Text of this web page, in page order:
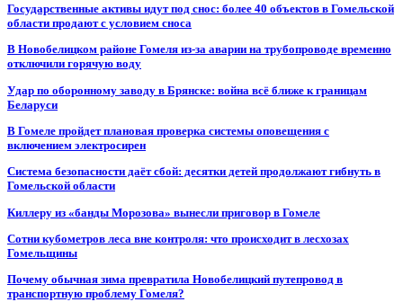
Государственные активы идут под снос: более 40 объектов в Гомельской
области продают с условием сноса
В Новобелицком районе Гомеля из-за аварии на трубопроводе временно
отключили горячую воду
Удар по оборонному заводу в Брянске: война всё ближе к границам
Беларуси
В Гомеле пройдет плановая проверка системы оповещения с
включением электросирен
Система безопасности даёт сбой: десятки детей продолжают гибнуть в
Гомельской области
Киллеру из «банды Морозова» вынесли приговор в Гомеле
Сотни кубометров леса вне контроля: что происходит в лесхозах
Гомельщины
Почему обычная зима превратила Новобелицкий путепровод в
транспортную проблему Гомеля?